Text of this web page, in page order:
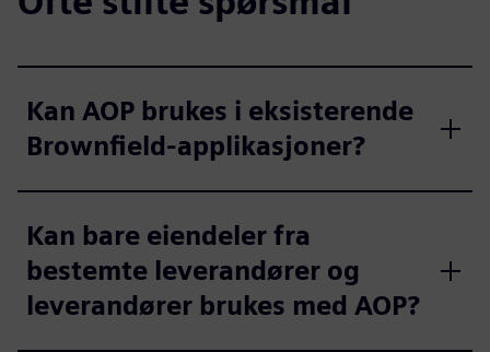
Kan AOP brukes i eksisterende
Brownfield-applikasjoner?
Kan bare eiendeler fra
bestemte leverandører og
leverandører brukes med AOP?